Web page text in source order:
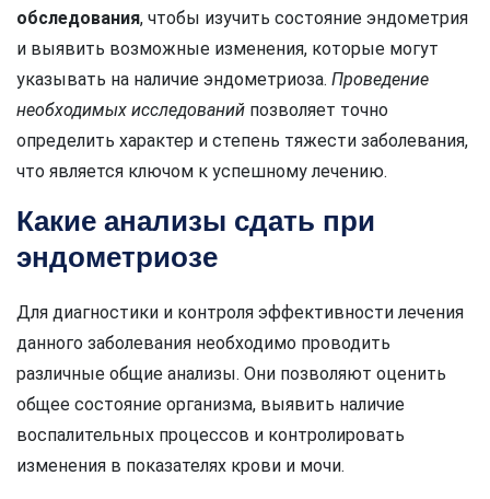
обследования, чтобы изучить состояние эндометрия
и выявить возможные изменения, которые могут
указывать на наличие эндометриоза. Проведение
необходимых исследований позволяет точно
определить характер и степень тяжести заболевания,
что является ключом к успешному лечению.
Какие анализы сдать при
эндометриозе
Для диагностики и контроля эффективности лечения
данного заболевания необходимо проводить
различные общие анализы. Они позволяют оценить
общее состояние организма, выявить наличие
воспалительных процессов и контролировать
изменения в показателях крови и мочи.